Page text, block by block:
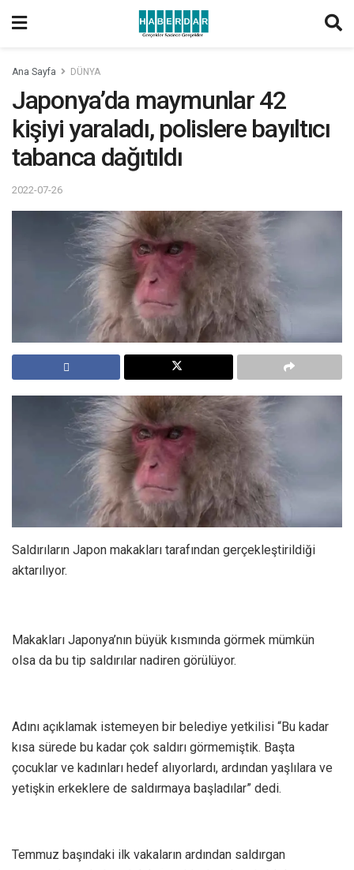
Ana Sayfa DÜNYA
Japonya’da maymunlar 42
kişiyi yaraladı, polislere bayıltıcı
tabanca dağıtıldı
2022-07-26
Saldırıların Japon makakları tarafından gerçekleştirildiği
aktarılıyor.
Makakları Japonya’nın büyük kısmında görmek mümkün
olsa da bu tip saldırılar nadiren görülüyor.
Adını açıklamak istemeyen bir belediye yetkilisi “Bu kadar
kısa sürede bu kadar çok saldırı görmemiştik. Başta
çocuklar ve kadınları hedef alıyorlardı, ardından yaşlılara ve
yetişkin erkeklere de saldırmaya başladılar” dedi.
Temmuz başındaki ilk vakaların ardından saldırgan